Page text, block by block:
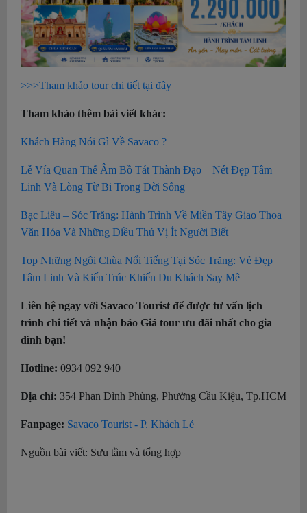
>>>Tham khảo tour chi tiết tại đây
Tham khảo thêm bài viết khác:
Khách Hàng Nói Gì Về Savaco ?
Lễ Vía Quan Thế Âm Bồ Tát Thành Đạo – Nét Đẹp Tâm
Linh Và Lòng Từ Bi Trong Đời Sống
Bạc Liêu – Sóc Trăng: Hành Trình Về Miền Tây Giao Thoa
Văn Hóa Và Những Điều Thú Vị Ít Người Biết
Top Những Ngôi Chùa Nổi Tiếng Tại Sóc Trăng: Vẻ Đẹp
Tâm Linh Và Kiến Trúc Khiến Du Khách Say Mê
Liên hệ ngay với Savaco Tourist để được tư vấn lịch
trình chi tiết và nhận báo Giá tour ưu đãi nhất cho gia
đình bạn!
Hotline: 0934 092 940
Địa chỉ: 354 Phan Đình Phùng, Phường Cầu Kiệu, Tp.HCM
Fanpage: Savaco Tourist - P. Khách Lẻ
Nguồn bài viết: Sưu tầm và tổng hợp